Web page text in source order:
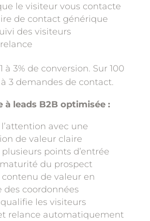
le visiteur vous contacte
de contact générique
des visiteurs
1 à 3% de conversion. Sur 100
à 3 demandes de contact.
à leads B2B optimisée :
avec une
de valeur claire
plusieurs points d’entrée
du prospect
de valeur en
des coordonnées
les visiteurs
relance automatiquement